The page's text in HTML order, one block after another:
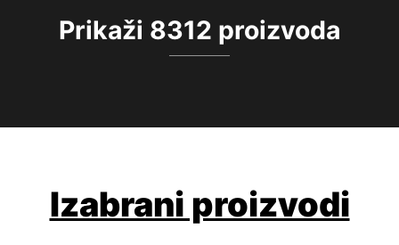
Prikaži 8312 proizvoda
Izabrani proizvodi